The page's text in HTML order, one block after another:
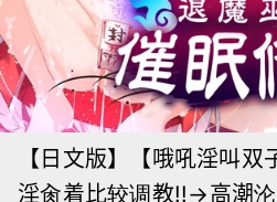
【日文版】【哦吼淫叫
淫肏着比较调教!!→高潮